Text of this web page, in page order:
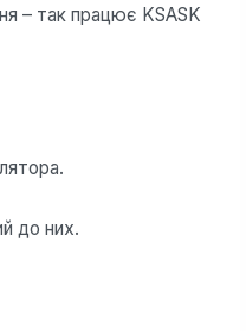
– так працює KSASK
до них.